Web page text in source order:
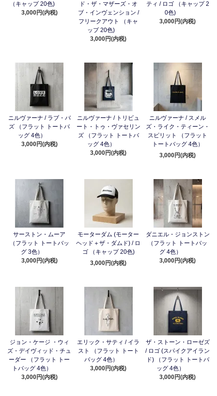
（キャップ 20色)
3,000円(内税)
ド・ザ・マザーズ・オ
ブ・インヴェンション /
フリークアウト （キャ
ップ 20色)
3,000円(内税)
ティ / ロゴ （キャップ 2
0色)
3,000円(内税)
ニルヴァーナ / ラブ・バ
ズ （フラット トートバ
ッグ 4色）
3,000円(内税)
ニルヴァーナ / トリビュ
ート・トゥ・ヴァセリン
ズ （フラット トートバ
ッグ 4色）
3,000円(内税)
ニルヴァーナ / スメル
ズ・ライク・ティーン・
スピリット （フラット
トートバッグ 4色）
3,000円(内税)
サーストン・ムーア
（フラット トートバッ
グ 3色）
3,000円(内税)
モーターダム (モーター
ヘッド＋ザ・ダムド) / ロ
ゴ （キャップ 20色)
3,000円(内税)
ダニエル・ジョンストン
（フラット トートバッ
グ 4色）
3,000円(内税)
ジョン・ケージ ・ウィ
ズ・デイヴィッド・チュ
ーダー （フラット トー
トバッグ 4色）
3,000円(内税)
エリック・サティ / イラ
スト （フラット トート
バッグ 4色）
3,000円(内税)
ザ・ストーン・ローゼズ
/ ロゴ (スパイクアイラン
ド) （フラット トートバ
ッグ 4色）
3,000円(内税)